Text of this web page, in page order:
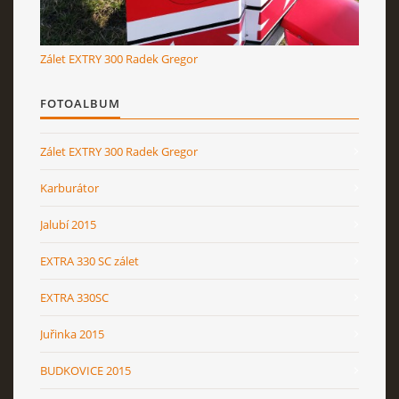
info@rcaeroholesov.cz
|
Zálet EXTRY 300 Radek Gregor
FOTOALBUM
Zálet EXTRY 300 Radek Gregor
Karburátor
Jalubí 2015
EXTRA 330 SC zálet
EXTRA 330SC
Juřinka 2015
BUDKOVICE 2015